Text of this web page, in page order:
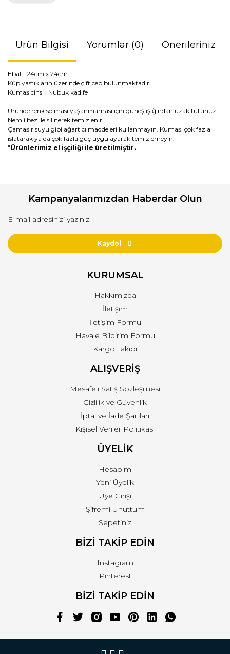
Ürün Bilgisi Yorumlar (0) Önerileriniz
Ebat : 24cm x 24cm
Küp yastıkların üzerinde çift cep bulunmaktadır.
Kumaş cinsi : Nubuk kadife
Üründe renk solması yaşanmaması için güneş ışığından uzak tutunuz.
Nemli bez ile silinerek temizlenir.
Çamaşır suyu gibi ağartıcı maddeleri kullanmayın. Kumaşı çok fazla
ıslatarak ya da çok fazla güç uygulayarak temizlemeyin.
*Ürünlerimiz el işçiliği ile üretilmiştir.
Görüş ve önerileriniz için teşekkür ederiz.
Ürün resmi kalitesiz, bozuk veya görüntülenemiyor.
Ürün açıklamasında eksik bilgiler bulunuyor.
Ürün fiyatı diğer sitelerden daha pahalı.
Gönder
Kampanyalarımızdan Haberdar Olun
Kaydol
KURUMSAL
Hakkımızda
İletişim
İletişim Formu
Havale Bildirim Formu
Kargo Takibi
ALIŞVERİŞ
Mesafeli Satış Sözleşmesi
Gizlilik ve Güvenlik
İptal ve İade Şartları
Kişisel Veriler Politikası
ÜYELİK
Hesabım
Yeni Üyelik
Üye Girişi
Şifremi Unuttum
Sepetiniz
BİZİ TAKİP EDİN
Instagram
Pinterest
BİZİ TAKİP EDİN